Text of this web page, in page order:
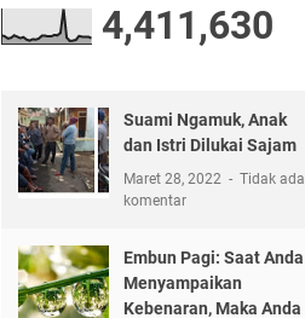
4,411,630
Suami Ngamuk, Anak
dan Istri Dilukai Sajam
Maret 28, 2022
Tidak ada
komentar
Embun Pagi: Saat Anda
Menyampaikan
Kebenaran, Maka Anda